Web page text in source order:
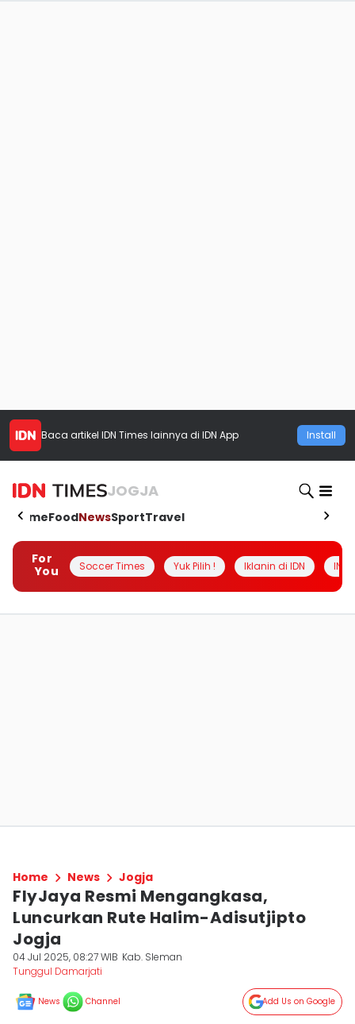
Baca artikel IDN Times lainnya di IDN App Install
JOGJA
HomeFoodNewsSportTravel
For
You
Soccer Times Yuk Pilih ! Iklanin di IDN
Home News Jogja
FlyJaya Resmi Mengangkasa,
Luncurkan Rute Halim-Adisutjipto
Jogja
04 Jul 2025, 08:27 WIB Kab. Sleman
Tunggul Damarjati
News Channel Add Us on Google